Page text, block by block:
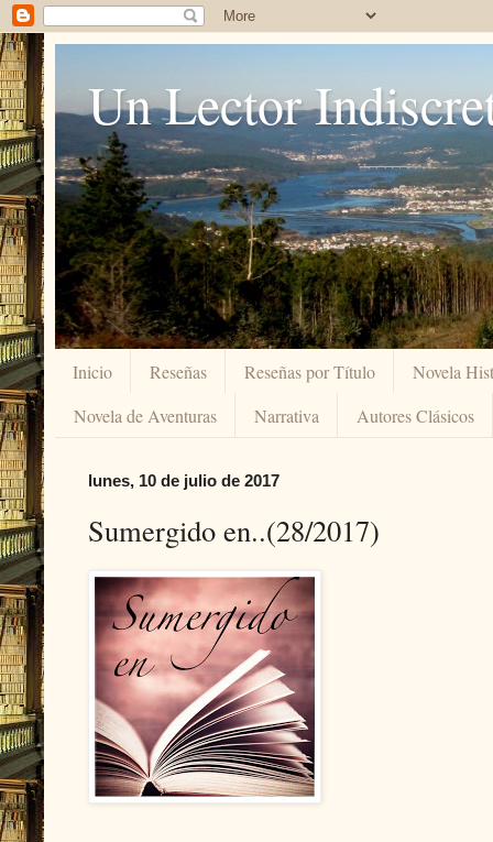
Un Lector
Inicio Reseñas Reseñas por Título
Novela
Novela de Aventuras
Narrativa Autores Clásicos
lunes, 10 de julio de 2017
Sumergido en..(28/2017)